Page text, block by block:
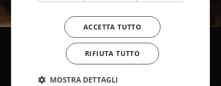
ACCETTA TUTTO
RIFIUTA TUTTO
MOSTRA DETTAGLI